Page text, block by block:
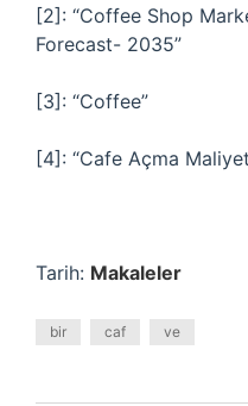
[2]: “Coffee Shop
Forecast- 2035”
[3]: “Coffee”
[4]: “Cafe Açma
Tarih: Makaleler
bir caf ve